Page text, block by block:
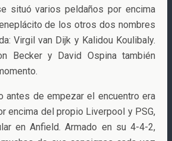
situó varios peldaños por encima
de los otros dos nombres
Virgil van Dijk y Kalidou Koulibaly.
Becker y David Ospina también
antes de empezar el encuentro era
encima del propio Liverpool y PSG,
en Anfield. Armado en su 4-4-2,